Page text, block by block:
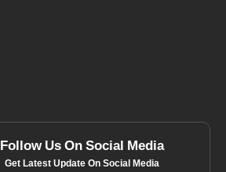
Follow Us On Social Media
Get Latest Update On Social Media